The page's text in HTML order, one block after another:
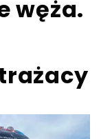
węża.